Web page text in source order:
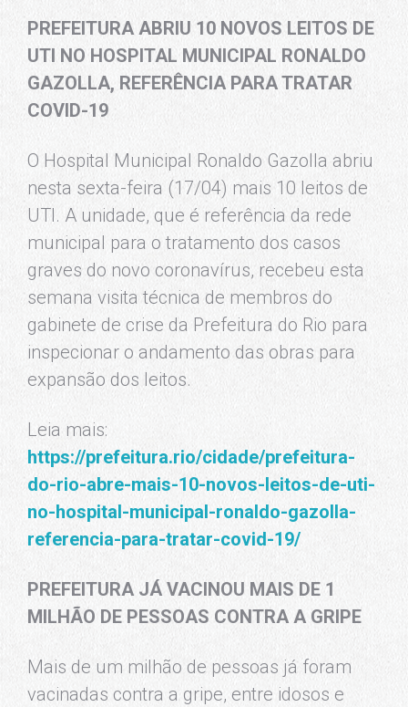
PREFEITURA ABRIU 10 NOVOS LEITOS DE
UTI NO HOSPITAL MUNICIPAL RONALDO
GAZOLLA, REFERÊNCIA PARA TRATAR
COVID-19
O Hospital Municipal Ronaldo Gazolla abriu
nesta sexta-feira (17/04) mais 10 leitos de
UTI. A unidade, que é referência da rede
municipal para o tratamento dos casos
graves do novo coronavírus, recebeu esta
semana visita técnica de membros do
gabinete de crise da Prefeitura do Rio para
inspecionar o andamento das obras para
expansão dos leitos.
Leia mais:
https://prefeitura.rio/cidade/prefeitura-
do-rio-abre-mais-10-novos-leitos-de-uti-
no-hospital-municipal-ronaldo-gazolla-
referencia-para-tratar-covid-19/
PREFEITURA JÁ VACINOU MAIS DE 1
MILHÃO DE PESSOAS CONTRA A GRIPE
Mais de um milhão de pessoas já foram
vacinadas contra a gripe, entre idosos e